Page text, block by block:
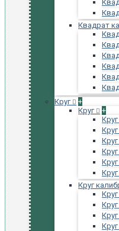
Квадрат
Круг
+
Круг
+
Круг
Круг